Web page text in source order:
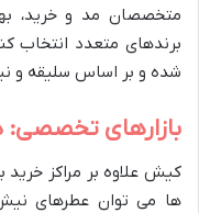
متخصصان مد و خرید،
برندهای متعدد انتخاب
شده و بر اساس سلیقه و
بازارهای تخصصی:
کیش علاوه بر مراکز خرید
ها می توان عطرهای